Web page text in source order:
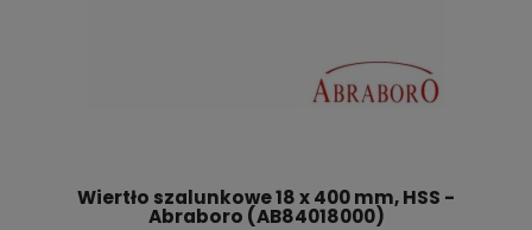
Wiertło szalunkowe 18 x 400 mm, HSS -
Abraboro (AB84018000)